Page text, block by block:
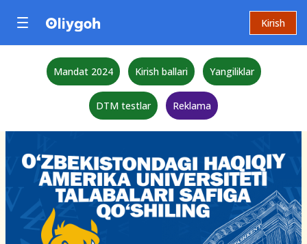
Kirish
Mandat 2024 Kirish ballari Yangiliklar
DTM testlar Reklama